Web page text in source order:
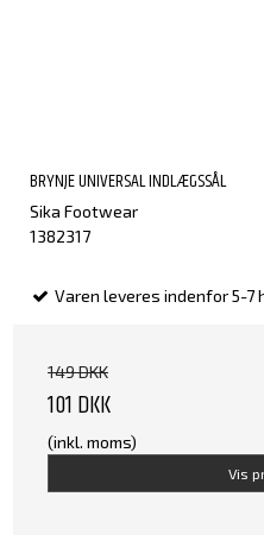
BRYNJE UNIVERSAL INDLÆGSSÅL
Sika Footwear
1382317
Varen leveres indenfor 5-7
149 DKK
101 DKK
(inkl. moms)
Vis